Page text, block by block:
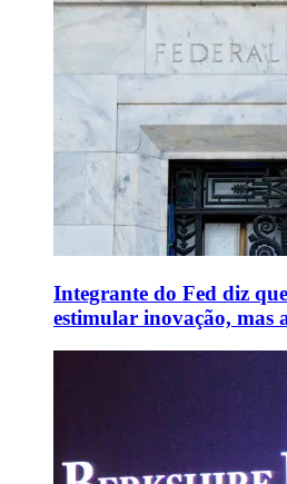
Integrante do Fed diz
estimular inovação, mas